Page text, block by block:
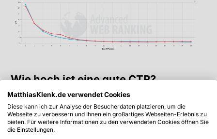
Wie hoch ist eine gute CTR?
Wie hoch eine gute CTR in den
der Industrie, derSuchintentionund von einigen
anderen Faktoren ab.
MatthiasKlenk.de verwendet Cookies
Diese kann ich zur Analyse der Besucherdaten platzieren, um die
Webseite zu verbessern und Ihnen ein großartiges Webseiten-Erlebnis zu
bieten. Für weitere Informationen zu den verwendeten Cookies öffnen Sie
die Einstellungen.